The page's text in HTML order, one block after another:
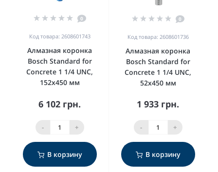
0
Код товара: 2608601743
Алмазная коронка
Bosch Standard for
Concrete 1 1/4 UNC,
152x450 мм
6 102 грн.
- +
В корзину
0
Код товара: 2608601736
Алмазная коронка
Bosch Standard for
Concrete 1 1/4 UNC,
52x450 мм
1 933 грн.
- +
В корзину